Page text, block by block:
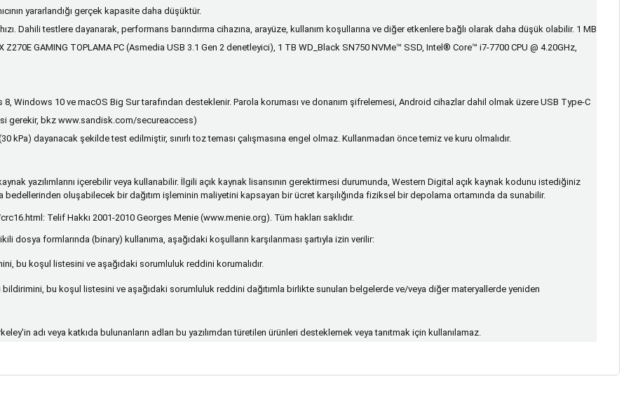
yararlandığı gerçek kapasite daha düşüktür.
Dahili testlere dayanarak, performans barındırma cihazına, arayüze, kullanım koşullarına ve diğer etkenlere bağlı olarak daha düşük olabilir. 1 MB
Z270E GAMING TOPLAMA PC (Asmedia USB 3.1 Gen 2 denetleyici), 1 TB WD_Black SN750 NVMe™ SSD, Intel® Core™ i7-7700 CPU @ 4.20GHz,
Windows 10 ve macOS Big Sur tarafından desteklenir. Parola koruması ve donanım şifrelemesi, Android cihazlar dahil olmak üzere USB Type-C
gerekir, bkz www.sandisk.com/secureaccess)
kPa) dayanacak şekilde test edilmiştir, sınırlı toz teması çalışmasına engel olmaz. Kullanmadan önce temiz ve kuru olmalıdır.
yazılımlarını içerebilir veya kullanabilir. İlgili açık kaynak lisansının gerektirmesi durumunda, Western Digital açık kaynak kodunu istediğiniz
oluşabilecek bir dağıtım işleminin maliyetini kapsayan bir ücret karşılığında fiziksel bir depolama ortamında da sunabilir.
: Telif Hakkı 2001-2010 Georges Menie (www.menie.org). Tüm hakları saklıdır.
dosya formlarında (binary) kullanıma, aşağıdaki koşulların karşılanması şartıyla izin verilir:
bu koşul listesini ve aşağıdaki sorumluluk reddini korumalıdır.
bu koşul listesini ve aşağıdaki sorumluluk reddini dağıtımla birlikte sunulan belgelerde ve/veya diğer materyallerde yeniden
adı veya katkıda bulunanların adları bu yazılımdan türetilen ürünleri desteklemek veya tanıtmak için kullanılamaz.